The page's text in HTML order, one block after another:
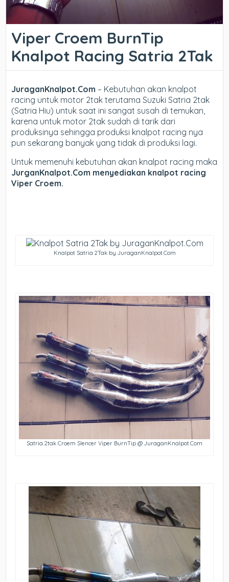
Viper Croem BurnTip
Knalpot Racing Satria 2Tak
JuraganKnalpot.Com – Kebutuhan akan knalpot
racing untuk motor 2tak terutama Suzuki Satria 2tak
(Satria Hiu) untuk saat ini sangat susah di temukan,
karena untuk motor 2tak sudah di tarik dari
produksinya sehingga produksi knalpot racing nya
pun sekarang banyak yang tidak di produksi lagi.
Untuk memenuhi kebutuhan akan knalpot racing maka
JurganKnalpot.Com menyediakan knalpot racing
Viper Croem.
Knalpot Satria 2Tak by JuraganKnalpot.Com
Satria 2tak Croem Slencer Viper BurnTip @ JuraganKnalpot.Com